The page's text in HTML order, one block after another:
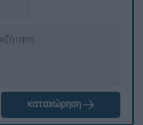
καταχώρηση